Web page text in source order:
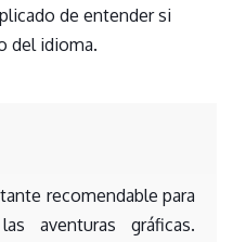
de entender si
del idioma.
recomendable para
aventuras gráficas.